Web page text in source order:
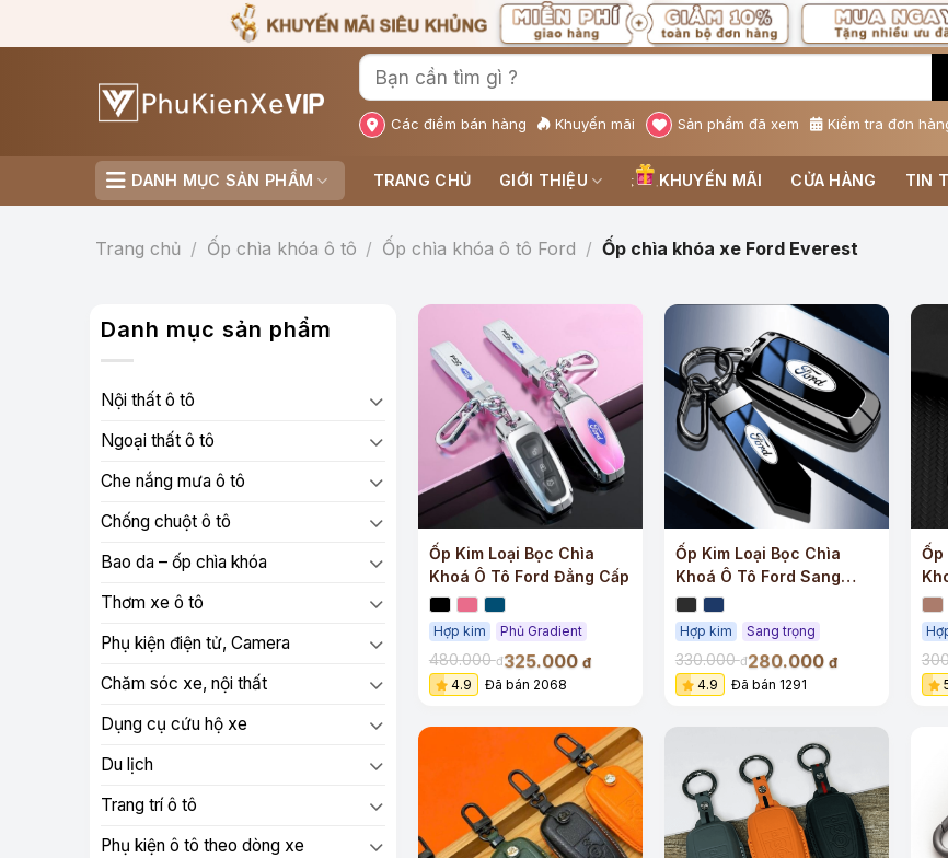
qua
Các điểm bán hàng Khuyến mãi Sản phẩm đã xem Kiểm tra đơn
DANH MỤC SẢN PHẨM TRANG CHỦ GIỚI THIỆU KHUYẾN MÃI CỬA HÀNG TIN
Trang chủ / Ốp chìa khóa ô tô / Ốp chìa khóa ô tô Ford / Ốp chìa khóa xe Ford Everest
Danh mục sản phẩm
Nội thất ô tô
Ngoại thất ô tô
Che nắng mưa ô tô
Chống chuột ô tô
Bao da – ốp chìa khóa
Thơm xe ô tô
Phụ kiện điện tử, Camera
Chăm sóc xe, nội thất
Dụng cụ cứu hộ xe
Du lịch
Trang trí ô tô
Phụ kiện ô tô theo dòng xe
Ốp Kim Loại Bọc Chìa
Khoá Ô Tô Ford Đẳng Cấp
Hợp kim Phủ Gradient
480.000đ325.000 đ
4.9
Đã bán 2068
Ốp Kim Loại Bọc Chìa
Khoá Ô Tô Ford Sang
Trọng
Hợp kim Sang trọng
330.000đ280.000 đ
4.9
Đã bán 1291
Ốp